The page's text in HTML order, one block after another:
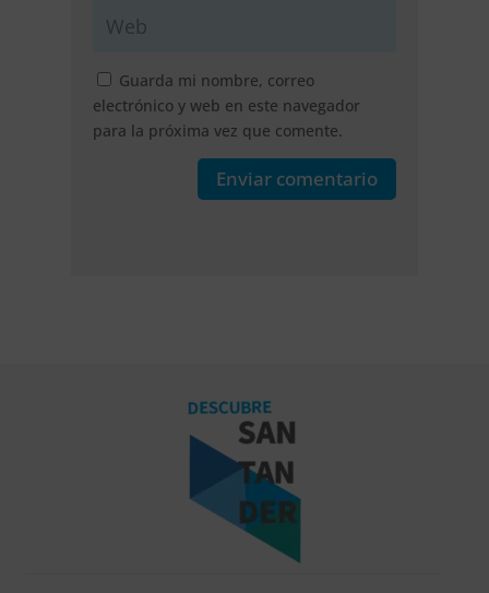
Guarda mi nombre, correo
electrónico y web en este navegador
para la próxima vez que comente.
Enviar comentario